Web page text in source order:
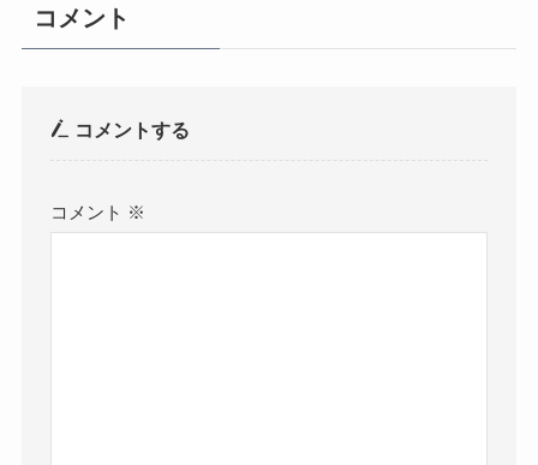
コメント
コメントする
コメント ※